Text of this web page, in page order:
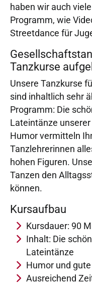
haben wir auch
Programm, wie
Streetdance für
Tanzkurse
Unsere Tanzkurse
sind inhaltlich sehr
Programm: Die
Lateintänze
Humor vermitteln
Tanzlehrerinnen
hohen Figuren.
Tanzen den
können.
Kursaufbau
Kursdauer: 90
Inhalt: Die
Lateintänze
Humor und
Ausreichend